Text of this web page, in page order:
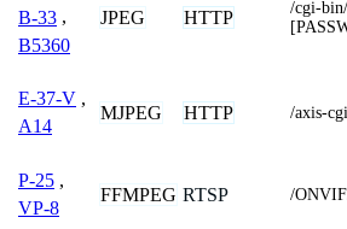
B-33 ,
B5360
JPEG HTTP
/cgi-
E-37-V ,
A14
MJPEG HTTP /axis-
P-25 ,
VP-8
FFMPEG RTSP /